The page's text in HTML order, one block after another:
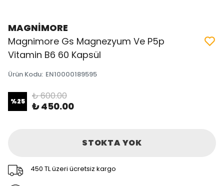
MAGNİMORE
Magnimore Gs Magnezyum Ve P5p
Vitamin B6 60 Kapsül
Ürün Kodu: EN10000189595
%25 ₺ 600.00
₺ 450.00
STOKTA YOK
450 TL üzeri ücretsiz kargo